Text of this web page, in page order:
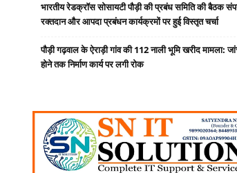
भारतीय रेडक्रॉस सोसायटी पौड़ी की प्रबंध समिति की बैठक
रक्तदान और आपदा प्रबंधन कार्यक्रमों पर हुई विस्तृत चर्चा
पौड़ी गढ़वाल के ऐराड़ी गांव की 112 नाली भूमि खरीद मामला:
होने तक निर्माण कार्य पर लगी रोक